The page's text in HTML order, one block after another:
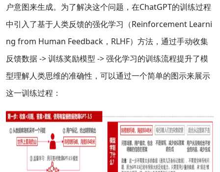
户意图来生成。为了解决这个问题，在ChatGPT的训练过程
中引入了基于人类反馈的强化学习（Reinforcement Learni
ng from Human Feedback，RLHF）方法，通过手动收集
反馈数据 -> 训练奖励模型 -> 强化学习的训练流程提升了模
型理解人类思维的准确性，可以通过一个简单的图示来展示
这一训练过程：